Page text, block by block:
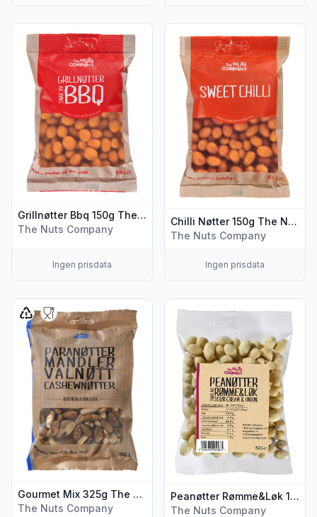
Grillnøtter Bbq 150g The Nuts Company
The Nuts Company
Ingen prisdata
Vis flere detaljer for produktet "Grillnøtter Bbq 150g The
Chilli Nøtter 150g The Nuts Company
The Nuts Company
Ingen prisdata
Gourmet Mix 325g The Nuts Company
The Nuts Company
Vis flere detaljer for produktet "Gourmet Mix 325g The
Peanøtter Rømme&Løk 150g The Nuts Company
The Nuts Company
Vis flere detaljer for